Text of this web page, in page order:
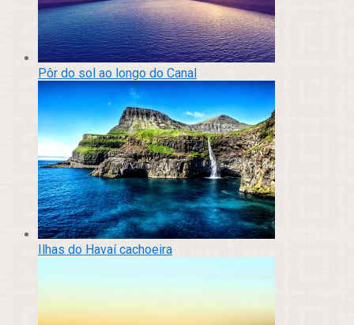
Pôr do sol ao longo do Canal
Ilhas do Havaí cachoeira